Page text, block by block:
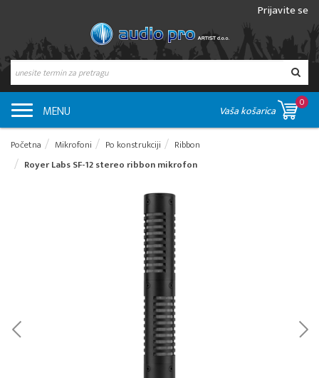
Prijavite se
MENU Vaša košarica
0
Početna Mikrofoni Po konstrukciji
Ribbon
Royer Labs SF-12 stereo ribbon mikrofon